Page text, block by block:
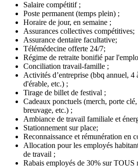
Salaire compétitif ;
Poste permanent (temps plein) ;
Horaire de jour, en semaine ;
Assurances collectives compétitives;
Assurance dentaire facultative;
Télémédecine offerte 24/7;
Régime de retraite bonifié par
Conciliation travail-famille ;
Activités d’entreprise (bbq annuel, 4
d'érable, etc.) ;
Tirage de billet de festival ;
Cadeaux ponctuels (merch, porte
breuvage, etc.) ;
Ambiance de travail familiale et
Stationnement sur place;
Reconnaissance et rémunération en
Allocation pour les employés
de travail ;
Rabais employés de 30% sur TOUS